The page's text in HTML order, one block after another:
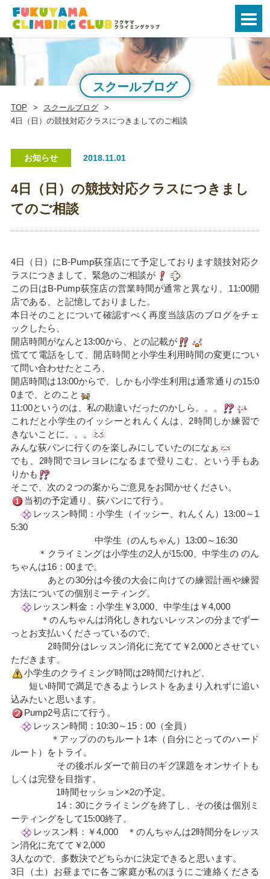
スクールブログ
TOP
スクールブログ
4日（日）の競技対応クラスにつきましてのご相談
お知らせ 2018.11.01
4日（日）の競技対応クラスにつきまし
てのご相談
4日（日）にB-Pump荻窪店にて予定しております競技対応ク
ラスにつきまして、緊急のご相談が
この日はB-Pump荻窪店の営業時間が通常と異なり、11:00開
店である、と記憶しておりました。
本日そのことについて確認すべく再度当該店のブログをチェ
ックしたら、
開店時間がなんと13:00から、との記載が
慌てて電話をして、開店時間と小学生利用時間の変更につい
て問い合わせたところ、
開店時間は13:00からで、しかも小学生利用は通常通りの15:0
0まで、とのこと
11:00というのは、私の勘違いだったのかしら。。。
これだと小学生のイッシーとれんくんは、2時間しか練習で
きないことに。。。
みんな荻パンに行くのを楽しみにしていたのになぁ
でも、2時間でヨレヨレになるまで登りこむ、という手もあ
りかも
そこで、次の２つの案からご意見をお聞かせください。
当初の予定通り、荻パンにて行う。
レッスン時間：小学生（イッシー、れんくん）13:00～1
5:30
中学生（のんちゃん）13:00～16:30
＊クライミングは小学生の2人が15:00、中学生の のん
ちゃんは16：00まで。
あとの30分は今後の大会に向けての練習計画や練習
方法についての個別ミーティング。
レッスン料金：小学生￥3,000、中学生は￥4,000
＊のんちゃんは消化しきれないレッスンの分までずー
っとお支払いくださっているので、
2時間分はレッスン消化に充てて￥2,000とさせてい
ただきます。
小学生のクライミング時間は2時間だけれど、
短い時間で満足できるようレストをあまり入れずに追い
込みたいと思います。
Pump2号店にて行う。
レッスン時間：10:30～15：00（全員）
＊アップののちルート1本（自分にとってのハード
ルート）をトライ。
その後ボルダーで前日のギグ課題をオンサイトも
しくは完登を目指す。
1時間セッション×2の予定。
14：30にクライミングを終了し、その後は個別ミ
ーティングをして15:00終了。
レッスン料：￥4,000 ＊のんちゃんは2時間分をレッス
ン消化に充てて￥2,000
3人なので、多数決でどちらかに決定できると思います。
3日（土）お昼までに各ご家庭が私のほうにご連絡くださる